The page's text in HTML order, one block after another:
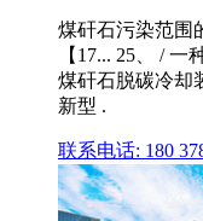
煤矸石污染范围
【17... 25、 /
煤矸石脱碳冷却
新型 .
联系电话: 180